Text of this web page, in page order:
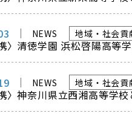
NEWS 地域・社会貢
〉清徳学園 浜松啓陽高等
NEWS 地域・社会貢
〉神奈川県立西湘高等学